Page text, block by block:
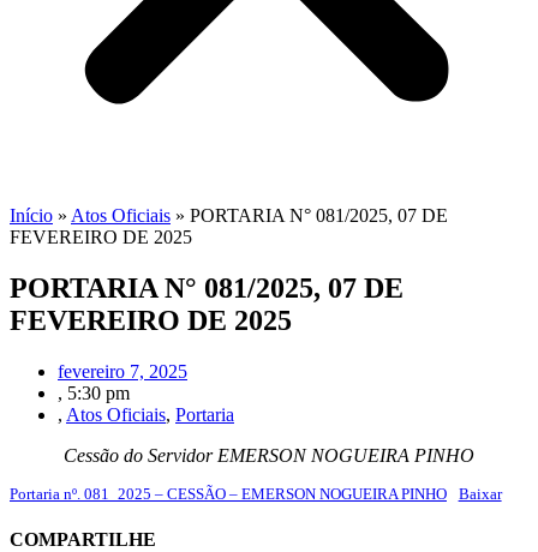
Início » Atos Oficiais » PORTARIA N° 081/2025, 07 DE
FEVEREIRO DE 2025
PORTARIA N° 081/2025, 07 DE
FEVEREIRO DE 2025
fevereiro 7, 2025
, 5:30 pm
, Atos Oficiais, Portaria
Cessão do Servidor EMERSON NOGUEIRA PINHO
Portaria nº. 081_2025 – CESSÃO – EMERSON NOGUEIRA PINHO Baixar
COMPARTILHE